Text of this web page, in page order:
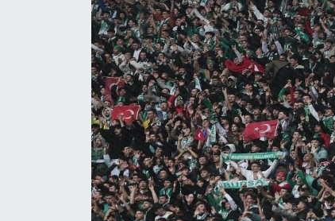
Ekonomi
Teknoloji